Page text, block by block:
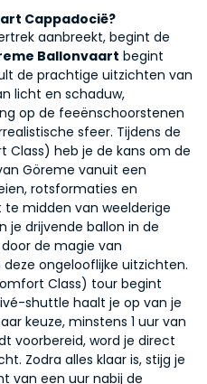
Cappadocië?
aanbreekt, begint de
Ballonvaart begint
de prachtige uitzichten van
licht en schaduw,
op de feeënschoorstenen
sfeer. Tijdens de
Class) heb je de kans om de
Göreme vanuit een
rotsformaties en
midden van weelderige
je drijvende ballon in de
de magie van
ongelooflijke uitzichten.
Class) tour begint
shuttle haalt je op van je
keuze, minstens 1 uur van
voorbereid, word je direct
Zodra alles klaar is, stijg je
van een uur nabij de